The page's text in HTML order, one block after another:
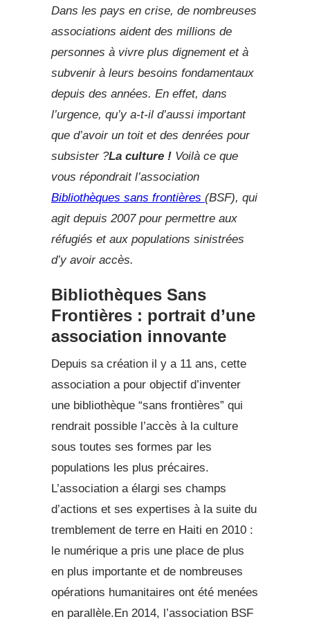
Dans les pays en crise, de nombreuses
associations aident des millions de
personnes à vivre plus dignement et à
subvenir à leurs besoins fondamentaux
depuis des années. En effet, dans
l’urgence, qu’y a-t-il d’aussi important
que d’avoir un toit et des denrées pour
subsister ?La culture ! Voilà ce que
vous répondrait l’association
Bibliothèques sans frontières (BSF), qui
agit depuis 2007 pour permettre aux
réfugiés et aux populations sinistrées
d’y avoir accès.
Bibliothèques Sans
Frontières : portrait d’une
association innovante
Depuis sa création il y a 11 ans, cette
association a pour objectif d’inventer
une bibliothèque “sans frontières” qui
rendrait possible l’accès à la culture
sous toutes ses formes par les
populations les plus précaires.
L’association a élargi ses champs
d’actions et ses expertises à la suite du
tremblement de terre en Haiti en 2010 :
le numérique a pris une place de plus
en plus importante et de nombreuses
opérations humanitaires ont été menées
en parallèle.En 2014, l’association BSF